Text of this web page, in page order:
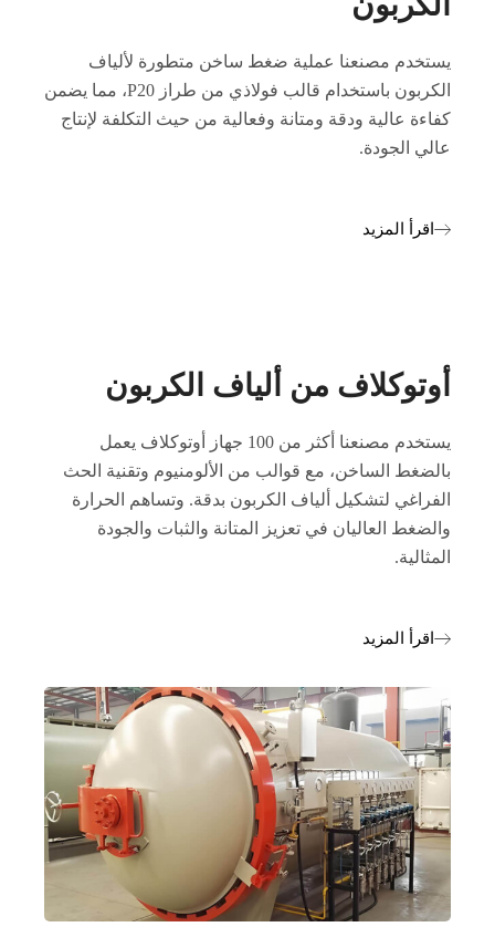
يستخدم مصنعنا عملية ضغط ساخن متطورة لألياف
الكربون باستخدام قالب فولاذي من طراز P20، مما يضمن
كفاءة عالية ودقة ومتانة وفعالية من حيث التكلفة لإنتاج
عالي الجودة.
اقرأ المزيد
أوتوكلاف من ألياف الكربون
يستخدم مصنعنا أكثر من 100 جهاز أوتوكلاف يعمل
بالضغط الساخن، مع قوالب من الألومنيوم وتقنية الحث
الفراغي لتشكيل ألياف الكربون بدقة. وتساهم الحرارة
والضغط العاليان في تعزيز المتانة والثبات والجودة
المثالية.
اقرأ المزيد